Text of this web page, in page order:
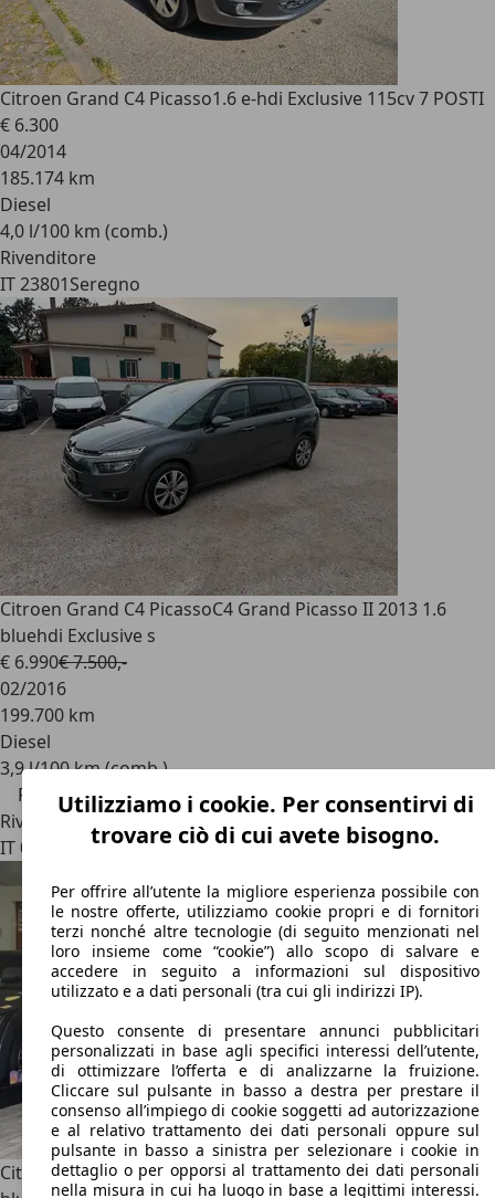
Citroen Grand C4 Picasso1.6 e-hdi Exclusive 115cv 7 POSTI
€ 6.300
04/2014
185.174 km
Diesel
4,0 l/100 km (comb.)
Rivenditore
IT 23801Seregno
Citroen Grand C4 PicassoC4 Grand Picasso II 2013 1.6
bluehdi Exclusive s
€ 6.990€ 7.500,-
02/2016
199.700 km
Diesel
3,9 l/100 km (comb.)
Prezzo ribassato
Rivenditore
IT 00040
Ardea - Rm
Citroen Grand C4 PicassoC4 Grand Picasso II 2017 1.6
Utilizziamo i cookie. Per consentirvi di
trovare ciò di cui avete bisogno.
Per offrire all’utente la migliore esperienza possibile con
le nostre offerte, utilizziamo cookie propri e di fornitori
terzi nonché altre tecnologie (di seguito menzionati nel
loro insieme come “cookie”) allo scopo di salvare e
accedere in seguito a informazioni sul dispositivo
utilizzato e a dati personali (tra cui gli indirizzi IP).
Questo consente di presentare annunci pubblicitari
personalizzati in base agli specifici interessi dell’utente,
di ottimizzare l’offerta e di analizzarne la fruizione.
Cliccare sul pulsante in basso a destra per prestare il
consenso all’impiego di cookie soggetti ad autorizzazione
e al relativo trattamento dei dati personali oppure sul
pulsante in basso a sinistra per selezionare i cookie in
dettaglio o per opporsi al trattamento dei dati personali
nella misura in cui ha luogo in base a legittimi interessi.